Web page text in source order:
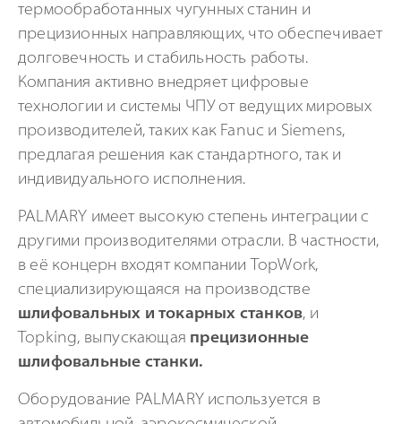
термообработанных чугунных станин и
прецизионных направляющих, что обеспечивает
долговечность и стабильность работы.
Компания активно внедряет цифровые
технологии и системы ЧПУ от ведущих мировых
производителей, таких как Fanuc и Siemens,
предлагая решения как стандартного, так и
индивидуального исполнения.
PALMARY имеет высокую степень интеграции с
другими производителями отрасли. В частности,
в её концерн входят компании TopWork,
специализирующаяся на производстве
шлифовальных и токарных станков, и
Topking, выпускающая прецизионные
шлифовальные станки.
Оборудование PALMARY используется в